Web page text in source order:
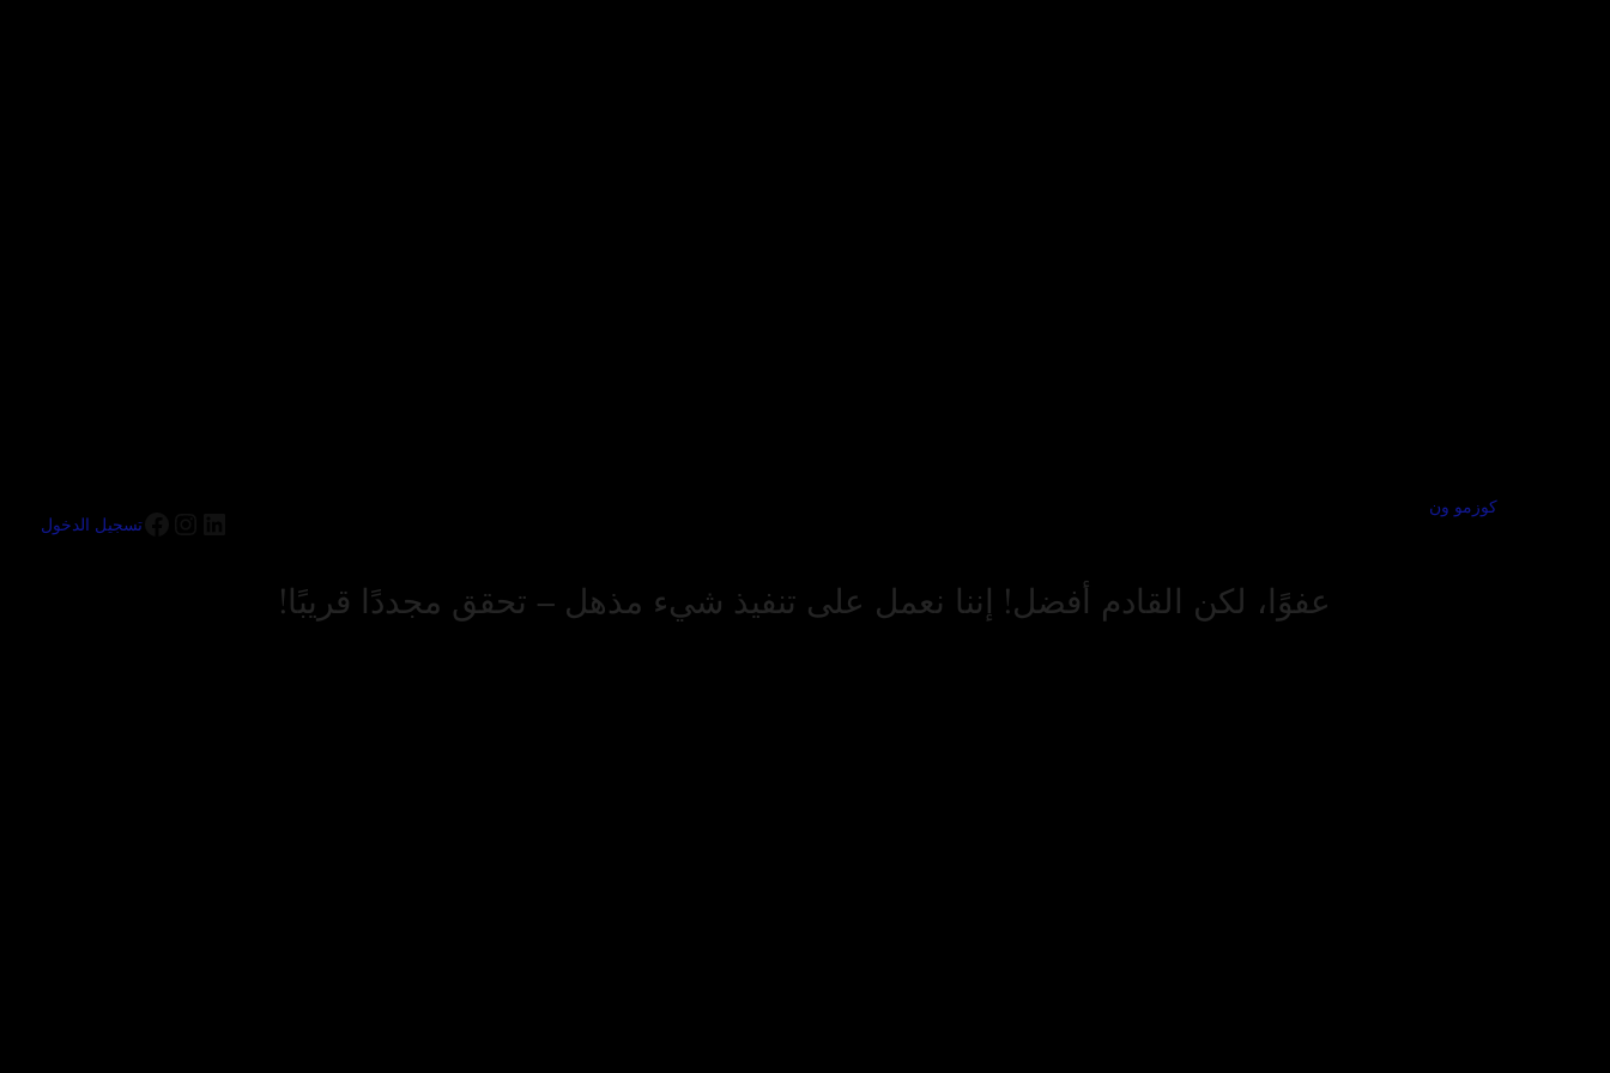
كوزمو ون
تسجيل الدخول
عفوًا، لكن القادم أفضل! إننا نعمل على تنفيذ شيء مذهل – تحقق مجددًا قريبًا!